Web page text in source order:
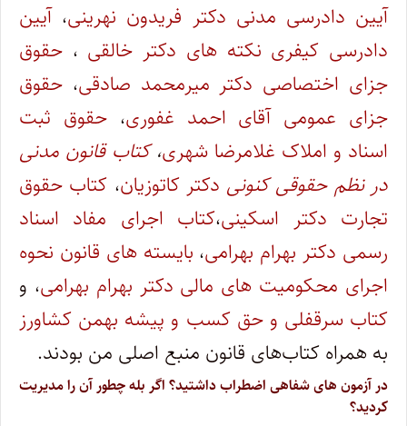
آیین دادرسی مدنی دکتر فریدون نهرینی،آیین
دادرسی کیفری نکته های دکتر خالقی ، حقوق
جزای اختصاصی دکتر میرمحمد صادقی، حقوق
جزای عمومی آقای احمد غفوری،حقوق ثبت
اسناد و املاک غلامرضا شهری،کتاب قانون مدنی
در نظم حقوقی کنونی دکتر کاتوزیان، کتاب حقوق
تجارت دکتر اسکینی،کتاب اجرای مفاد اسناد
رسمی دکتر بهرام بهرامی، بایسته های قانون نحوه
اجرای محکومیت های مالی دکتر بهرام بهرامی، و
کتاب سرقفلی و حق کسب و پیشه بهمن کشاورز
به همراه کتاب‌های قانون منبع اصلی من بودند.
در آزمون های شفاهی اضطراب داشتید؟ اگر بله چطور آن را مدیریت
کردید؟